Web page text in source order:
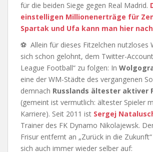
für die beiden Siege gegen Real Madrid.
einstelligen Millionenerträge für
Spartak und Ufa kann man hier
⚽ Allein für dieses Fitzelchen nutzloses
sich schon gelohnt, dem Twitter-
League Football“ zu folgen: In
eine der WM-Städte des vergangenen
demnach Russlands ältester aktiver
(gemeint ist vermutlich: ältester Spieler
Karriere). Seit 2011 ist Sergej
Trainer des FK Dynamo Nikolajewsk.
Frisur entfernt an „Zurück in die
sich auch immer wieder selber auf: